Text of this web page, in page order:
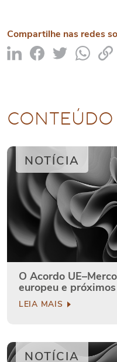
Compartilhe nas redes
NOTÍCIA
O Acordo
europeu e
LEIA MAIS
NOTÍCIA